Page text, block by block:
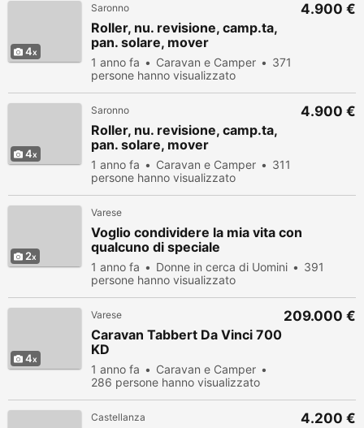
4
Saronno
Roller, nu. revisione, camp.ta,
pan. solare, mover
1 anno fa Caravan e Camper
371
persone hanno visualizzato
4.900 €
4
Saronno
Roller, nu. revisione, camp.ta,
pan. solare, mover
1 anno fa Caravan e Camper
311
persone hanno visualizzato
4.900 €
2
Varese
Voglio condividere la mia vita con
qualcuno di speciale
1 anno fa Donne in cerca di Uomini
391
persone hanno visualizzato
4
Varese
Caravan Tabbert Da Vinci 700
KD
1 anno fa
Caravan e Camper
286 persone hanno visualizzato
209.000 €
Castellanza 4.200 €